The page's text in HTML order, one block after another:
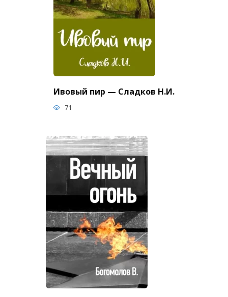
Ивовый пир — Сладков Н.И.
71